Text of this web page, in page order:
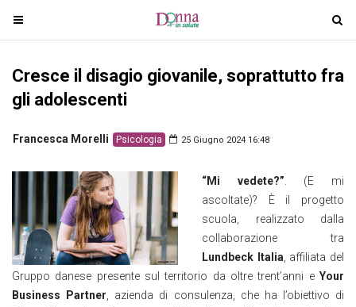
T
o
g
l
n
v
a
i
T
o
g
Cresce il disagio giovanile, soprattutto fra
gli adolescenti
Francesca Morelli Psicologia 25 Giugno 2024 16:48
“Mi vedete?” . (E mi
ascoltate)? È il progetto
scuola, realizzato dalla
collaborazione tra
Lundbeck Italia , affiliata del
Gruppo danese presente sul territorio da oltre trent’anni e Your
Business Partner , azienda di consulenza, che ha l’obiettivo di